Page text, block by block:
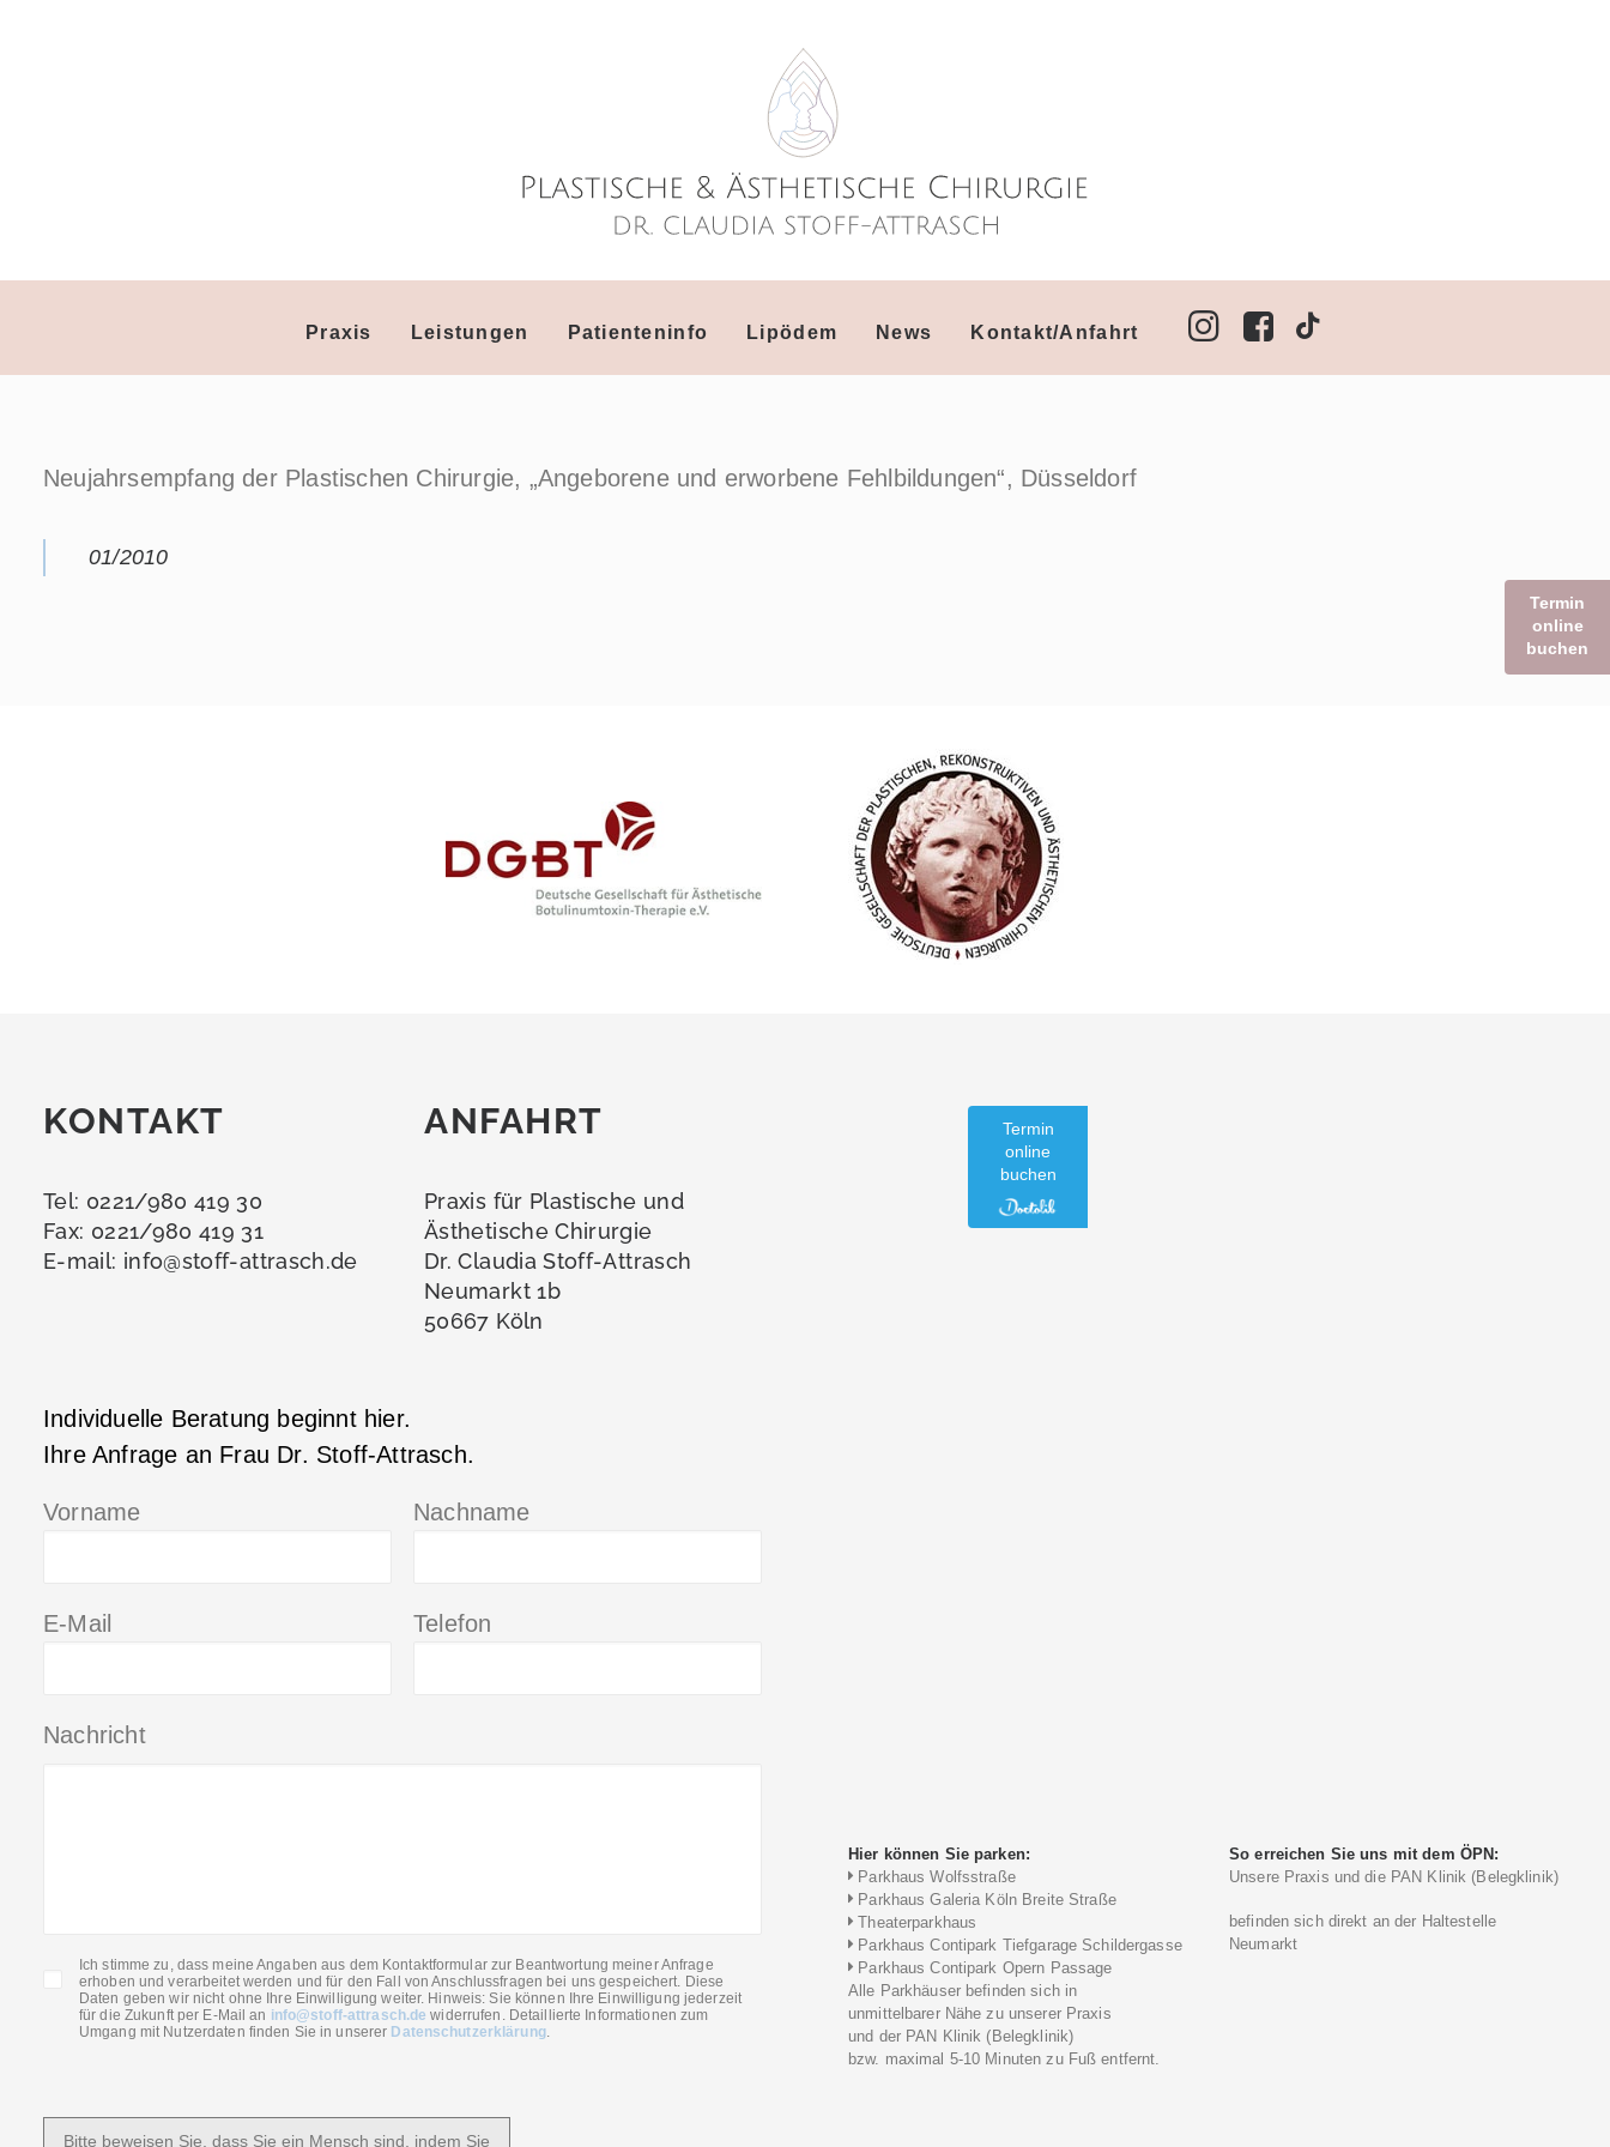
Praxis Leistungen Patienteninfo Lipödem News Kontakt/Anfahrt
Neujahrsempfang der Plastischen Chirurgie, „Angeborene und erworbene Fehlbildungen“, Düsseldorf
01/2010
KONTAKT
Tel: 0221/980 419 30
Fax: 0221/980 419 31
E-mail: info@stoff-attrasch.de
ANFAHRT
Praxis für Plastische und
Ästhetische Chirurgie
Dr. Claudia Stoff-Attrasch
Neumarkt 1b
50667 Köln
Individuelle Beratung beginnt hier.
Ihre Anfrage an Frau Dr. Stoff-Attrasch.
Vorname Nachname
E-Mail Telefon
Nachricht
Ich stimme zu, dass meine Angaben aus dem Kontaktformular zur Beantwortung meiner Anfrage
erhoben und verarbeitet werden und für den Fall von Anschlussfragen bei uns gespeichert. Diese
Daten geben wir nicht ohne Ihre Einwilligung weiter. Hinweis: Sie können Ihre Einwilligung jederzeit
für die Zukunft per E-Mail an info@stoff-attrasch.dewiderrufen. Detaillierte Informationen zum
Umgang mit Nutzerdaten finden Sie in unserer Datenschutzerklärung.
Bitte beweisen Sie, dass Sie ein Mensch sind, indem Sie
Termin
online
buchen
Hier können Sie parken:
Parkhaus Wolfsstraße
Parkhaus Galeria Köln Breite Straße
Theaterparkhaus
Parkhaus Contipark Tiefgarage Schildergasse
Parkhaus Contipark Opern Passage
Alle Parkhäuser befinden sich in
unmittelbarer Nähe zu unserer Praxis
und der PAN Klinik (Belegklinik)
bzw. maximal 5-10 Minuten zu Fuß entfernt.
So erreichen Sie uns mit dem ÖPN:
Unsere Praxis und die PAN Klinik (Belegklinik)
befinden sich direkt an der Haltestelle
Neumarkt
Termin
online
buchen